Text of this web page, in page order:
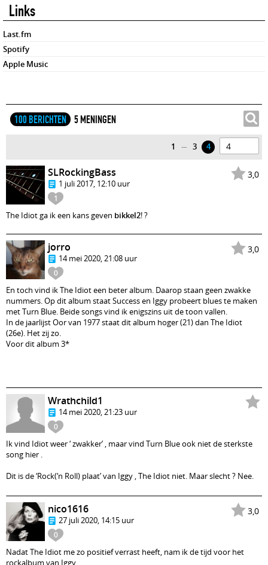
Links
Last.fm
Spotify
Apple Music
100 BERICHTEN 5 MENINGEN
1 ... 3 4
3,0
1
SLRockingBass
1 juli 2017, 12:10 uur
The Idiot ga ik een kans geven bikkel2! ?
3,0
0
jorro
14 mei 2020, 21:08 uur
En toch vind ik The Idiot een beter album. Daarop staan geen zwakke
nummers. Op dit album staat Success en Iggy probeert blues te maken
met Turn Blue. Beide songs vind ik enigszins uit de toon vallen.
In de jaarlijst Oor van 1977 staat dit album hoger (21) dan The Idiot
(26e). Het zij zo.
Voor dit album 3*
0
Wrathchild1
14 mei 2020, 21:23 uur
Ik vind Idiot weer ‘ zwakker’ , maar vind Turn Blue ook niet de sterkste
song hier .
Dit is de ‘Rock(‘n Roll) plaat’ van Iggy , The Idiot niet. Maar slecht ? Nee.
3,0
0
nico1616
27 juli 2020, 14:15 uur
Nadat The Idiot me zo positief verrast heeft, nam ik de tijd voor het
rockalbum van Iggy.